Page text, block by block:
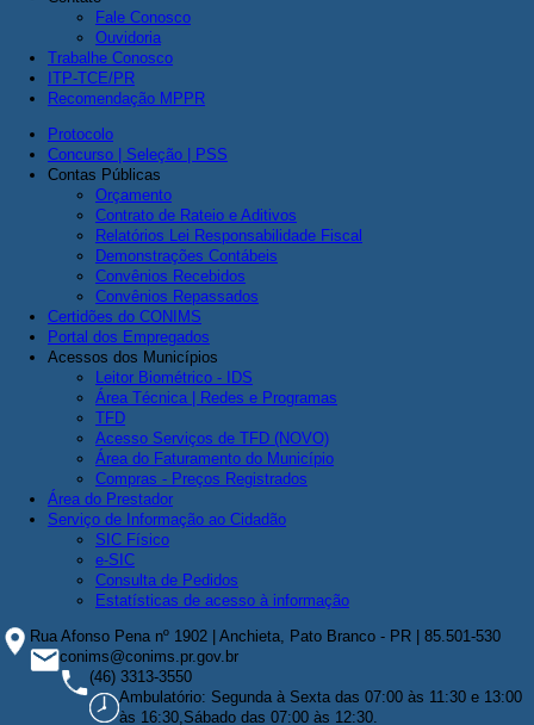
Fale Conosco
Ouvidoria
Trabalhe Conosco
ITP-TCE/PR
Recomendação MPPR
Protocolo
Concurso | Seleção | PSS
Contas Públicas
Orçamento
Contrato de Rateio e Aditivos
Relatórios Lei Responsabilidade Fiscal
Demonstrações Contábeis
Convênios Recebidos
Convênios Repassados
Certidões do CONIMS
Portal dos Empregados
Acessos dos Municípios
Leitor Biométrico - IDS
Área Técnica | Redes e Programas
TFD
Acesso Serviços de TFD (NOVO)
Área do Faturamento do Município
Compras - Preços Registrados
Área do Prestador
Serviço de Informação ao Cidadão
SIC Físico
e-SIC
Consulta de Pedidos
Estatísticas de acesso à informação
Rua Afonso Pena nº 1902 | Anchieta, Pato Branco - PR | 85.501-530
conims@conims.pr.gov.br
(46) 3313-3550
Ambulatório: Segunda à Sexta das 07:00 às 11:30 e 13:00
às 16:30,Sábado das 07:00 às 12:30.